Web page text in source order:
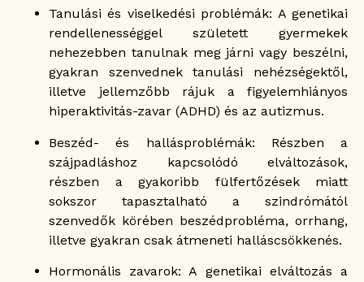
Tanulási és viselkedési problémák: A genetikai
rendellenességgel született gyermekek
nehezebben tanulnak meg járni vagy beszélni,
gyakran szenvednek tanulási nehézségektől,
illetve jellemzőbb rájuk a figyelemhiányos
hiperaktivitás-zavar (ADHD) és az autizmus.
Beszéd- és hallásproblémák: Részben a
szájpadláshoz kapcsolódó elváltozások,
részben a gyakoribb fülfertőzések miatt
sokszor tapasztalható a szindrómától
szenvedők körében beszédprobléma, orrhang,
illetve gyakran csak átmeneti halláscsökkenés.
Hormonális zavarok: A genetikai elváltozás a